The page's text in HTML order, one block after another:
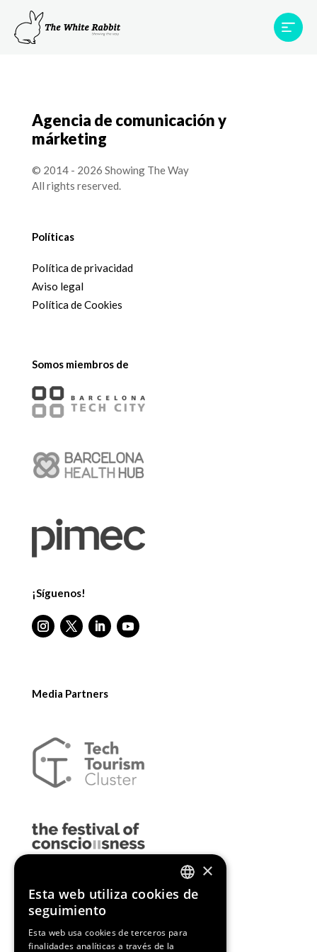
Proyectos
Testimonios
Agencia de comunicación y
márketing
© 2014 - 2026 Showing The Way
All rights reserved.
Políticas
Política de privacidad
Aviso legal
Política de Cookies
Somos miembros de
¡Síguenos!
Media Partners
ENGLISH
×
Esta web utiliza cookies de
seguimiento
Esta web usa cookies de terceros para
finalidades analíticas a través de la